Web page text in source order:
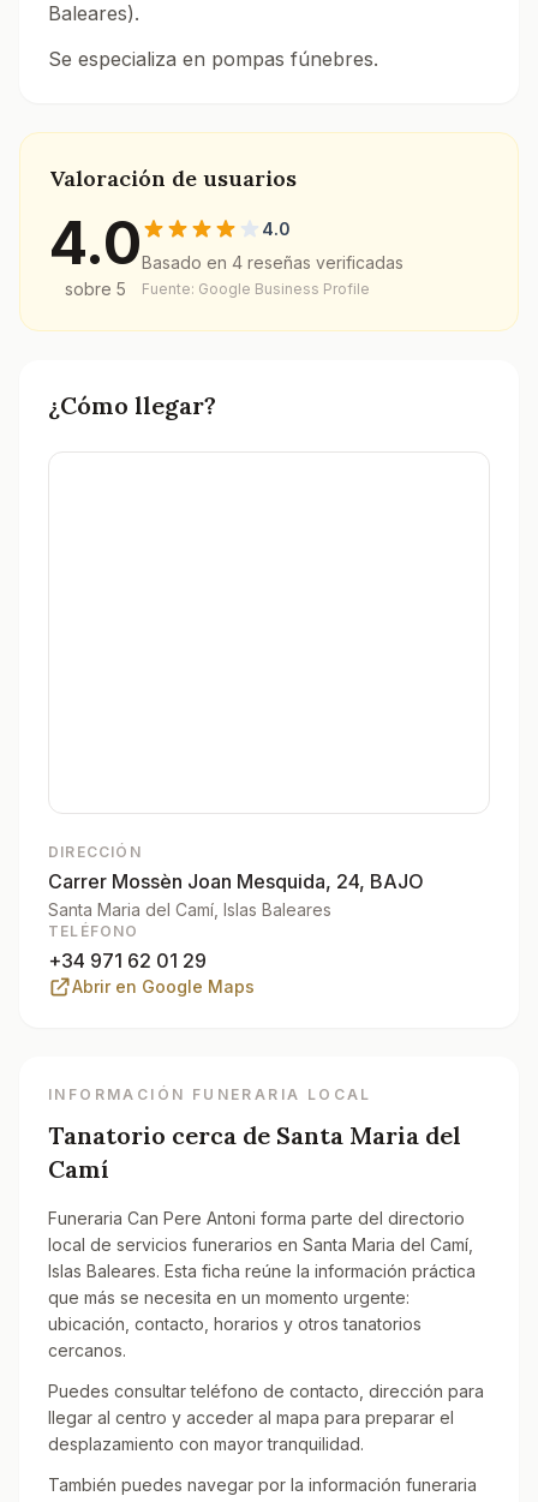
Baleares).
Se especializa en pompas fúnebres.
Valoración de usuarios
4.0
sobre 5
4.0
Basado en 4 reseñas verificadas
Fuente: Google Business Profile
¿Cómo llegar?
DIRECCIÓN
Carrer Mossèn Joan Mesquida, 24, BAJO
Santa Maria del Camí , Islas Baleares
TELÉFONO
+34 971 62 01 29
Abrir en Google Maps
INFORMACIÓN FUNERARIA LOCAL
Tanatorio cerca de Santa Maria del
Camí
Funeraria Can Pere Antoni forma parte del directorio
local de servicios funerarios en Santa Maria del Camí,
Islas Baleares. Esta ficha reúne la información práctica
que más se necesita en un momento urgente:
ubicación, contacto, horarios y otros tanatorios
cercanos.
Puedes consultar teléfono de contacto, dirección para
llegar al centro y acceder al mapa para preparar el
desplazamiento con mayor tranquilidad.
También puedes navegar por la información funeraria